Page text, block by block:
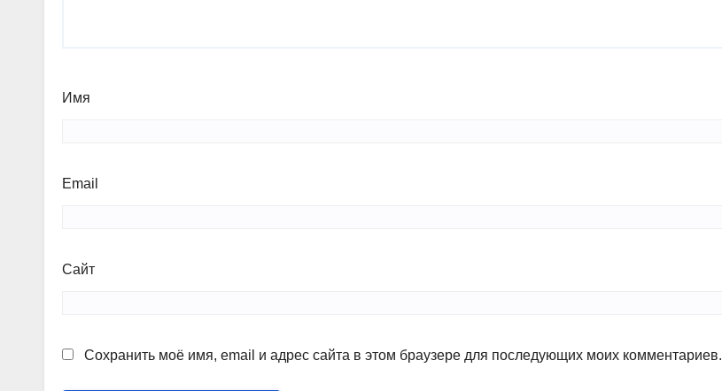
Имя
Email
Сайт
Сохранить моё имя, email и адрес сайта в этом браузере для последующих моих комментариев.